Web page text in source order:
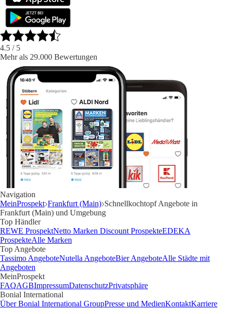
4.5 / 5
Mehr als 29.000 Bewertungen
Navigation
MeinProspekt Frankfurt (Main) Schnellkochtopf Angebote in
Frankfurt (Main) und Umgebung
Top Händler
REWE ProspektNetto Marken Discount ProspekteEDEKA
ProspekteAlle Marken
Top Angebote
Tassimo AngeboteNutella AngeboteBier AngeboteAlle Städte mit
Angeboten
MeinProspekt
FAQAGBImpressumDatenschutzPrivatsphäre
Bonial International
Über Bonial International GroupPresse und MedienKontaktKarriere